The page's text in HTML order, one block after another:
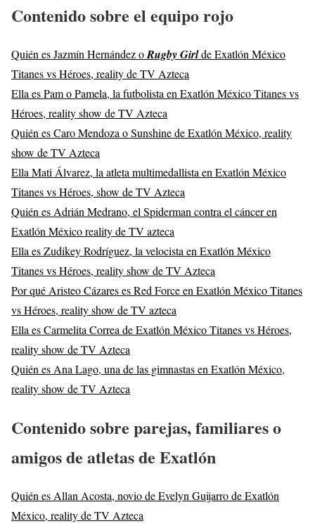
Contenido sobre el equipo rojo
Quién es Jazmín Hernández oRugby​​ Girlde Exatlón México
Titanes vs Héroes, reality de TV Azteca
Ella es Pam o Pamela, la futbolista en Exatlón México Titanes vs
Héroes, reality show de TV Azteca
Quién es Caro Mendoza o Sunshine de Exatlón México, reality
show de TV Azteca
Ella Mati Álvarez, la atleta multimedallista en Exatlón México
Titanes vs Héroes, show de TV Azteca
Quién es Adrián Medrano, el Spiderman contra el cáncer en
Exatlón México reality de TV azteca
Ella es Zudikey Rodríguez, la velocista en Exatlón México
Titanes vs Héroes, reality show de TV Azteca
Por qué Aristeo Cázares es Red Force en Exatlón México Titanes
vs Héroes, reality show de TV azteca
Ella es Carmelita Correa de Exatlón México Titanes vs Héroes,
reality show de TV Azteca
Quién es Ana Lago, una de las gimnastas en Exatlón México,
reality show de TV Azteca
Contenido sobre parejas, familiares o
amigos de atletas de Exatlón
Quién es Allan Acosta, novio de Evelyn Guijarro de Exatlón
México, reality de TV Azteca